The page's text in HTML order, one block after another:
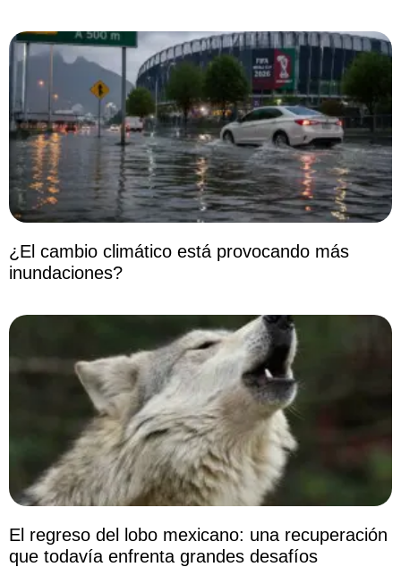
¿El cambio climático está provocando más
inundaciones?
El regreso del lobo mexicano: una recuperación
que todavía enfrenta grandes desafíos